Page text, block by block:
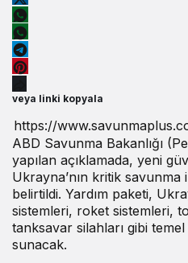
veya linki kopyala
ABD Savunma Bakanlığı
yapılan açıklamada, yeni
Ukrayna’nın kritik savunma
belirtildi. Yardım paketi,
sistemleri, roket sistemleri,
tanksavar silahları gibi
sunacak.